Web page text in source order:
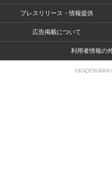
プレスリリース・情報提供
広告掲載について
利用者情報の
©KADOKAWA